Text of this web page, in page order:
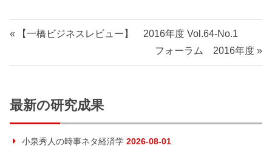
投
稿
ビ
ゲ
前
記
【一橋ビジネスレビュー】 2016年度 Vol.64-No.1
次
の
フォーラム 2016年度
最新の研究成果
小泉秀人の時事ネタ経済学 2026-08-01